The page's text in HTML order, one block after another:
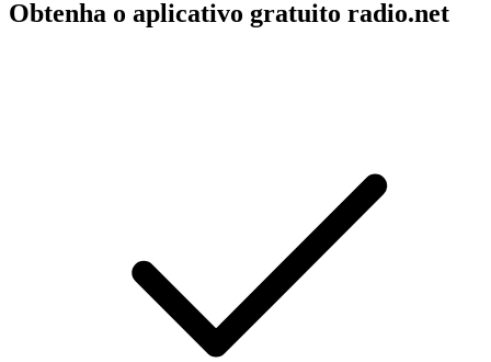
Obtenha o aplicativo gratuito radio.net